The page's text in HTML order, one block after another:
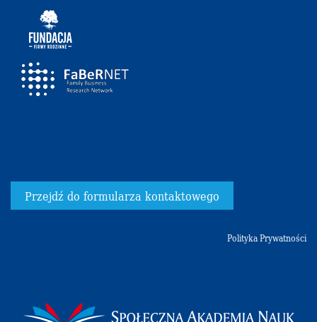
Przejdź do formularza kontaktowego
Polityka Prywatności